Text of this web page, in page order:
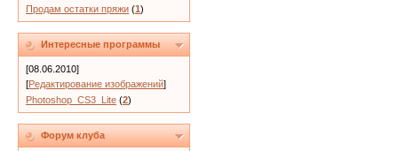
Продам остатки пряжи (1)
Интересные программы
[08.06.2010]
[Редактирование изображений]
Photoshop_CS3_Lite (2)
Форум клуба